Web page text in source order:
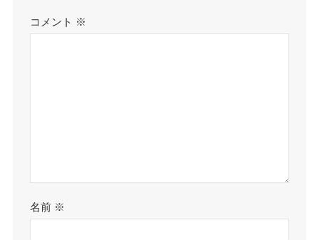
コメント ※
名前 ※